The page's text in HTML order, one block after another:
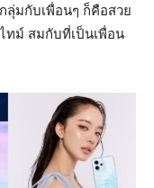
ลุ่มกับเพื่อนๆ ก็คือสวย
ทม์ สมกับที่เป็นเพื่อน